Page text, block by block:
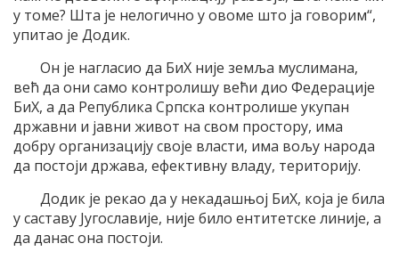
у томе? Шта је нелогично у овоме што ја говорим“,
упитао је Додик.
Он је нагласио да БиХ није земља муслимана,
већ да они само контролишу већи дио Федерације
БиХ, а да Република Српска контролише укупан
државни и јавни живот на свом простору, има
добру организацију своје власти, има вољу народа
да постоји држава, ефективну владу, територију.
Додик је рекао да у некадашњој БиХ, која је била
у саставу Југославије, није било ентитетске линије, а
да данас она постоји.